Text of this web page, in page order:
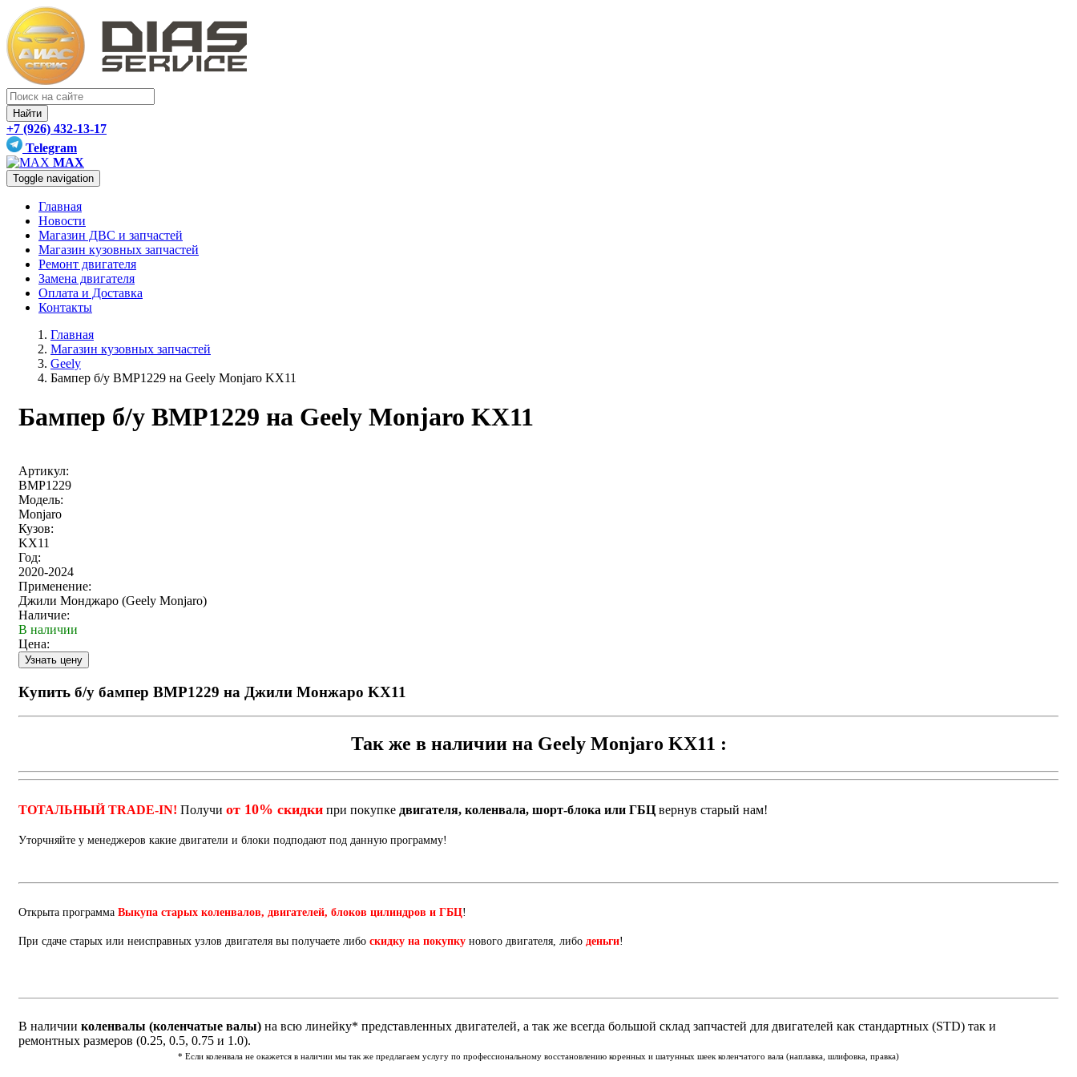
Найти
+7 (926) 432-13-17
Telegram
MAX
Toggle navigation
Главная
Новости
Магазин ДВС и запчастей
Магазин кузовных запчастей
Ремонт двигателя
Замена двигателя
Оплата и Доставка
Контакты
Главная
Магазин кузовных запчастей
Geely
Бампер б/у BMP1229 на Geely Monjaro KX11
Бампер б/у BMP1229 на Geely Monjaro KX11
Артикул:
BMP1229
Модель:
Monjaro
Кузов:
KX11
Год:
2020-2024
Применение:
Джили Монджаро (Geely Monjaro)
Наличие:
В наличии
Цена:
Купить б/у бампер BMP1229 на Джили Монжаро KX11
Так же в наличии на Geely Monjaro KX11 :
ТОТАЛЬНЫЙ TRADE-IN! Получи от 10% скидки при покупке двигателя, коленвала, шорт-блока или ГБЦ вернув старый нам!
Уторчняйте у менеджеров какие двигатели и блоки подподают под данную программу!
Открыта программа Выкупа старых коленвалов, двигателей, блоков цилиндров и ГБЦ!
При сдаче старых или неисправных узлов двигателя вы получаете либо скидку на покупку нового двигателя, либо деньги!
В наличии коленвалы (коленчатые валы) на всю линейку* представленных двигателей, а так же всегда большой склад запчастей для двигателей как стандартных (STD) так и
ремонтных размеров (0.25, 0.5, 0.75 и 1.0).
* Если коленвала не окажется в наличии мы так же предлагаем услугу по профессиональному восстановлению коренных и шатунных шеек коленчатого вала (наплавка, шлифовка, правка)